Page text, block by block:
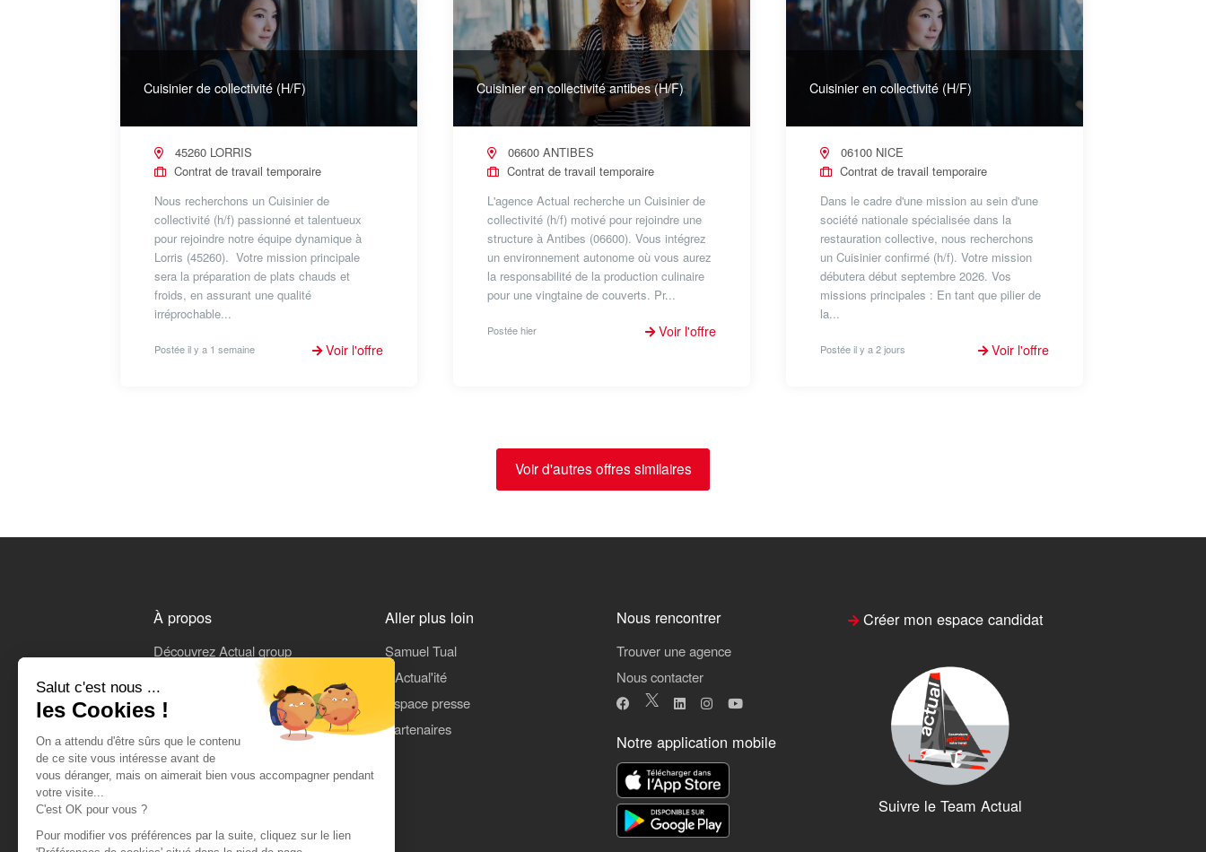
Salut c'est nous ...
les Cookies !
On a attendu d'être sûrs que le contenu
de ce site vous intéresse avant de
vous déranger, mais on aimerait bien vous accompagner pendant
votre visite...
C'est OK pour vous ?
Pour modifier vos préférences par la suite, cliquez sur le lien
Cuisinier de collectivité (H/F)
45260 LORRIS
Contrat de travail temporaire
Nous recherchons un Cuisinier de
collectivité (h/f) passionné et talentueux
pour rejoindre notre équipe dynamique à
Lorris (45260). Votre mission principale
sera la préparation de plats chauds et
froids, en assurant une qualité
irréprochable...
Postée il y a 1 semaine Voir l'offre
Cuisinier en collectivité antibes (H/F)
06600 ANTIBES
Contrat de travail temporaire
L'agence Actual recherche un Cuisinier de
collectivité (h/f) motivé pour rejoindre une
structure à Antibes (06600). Vous intégrez
un environnement autonome où vous aurez
la responsabilité de la production culinaire
pour une vingtaine de couverts. Pr...
Postée hier Voir l'offre
Cuisinier en collectivité (H/F)
06100 NICE
Contrat de travail temporaire
Dans le cadre d'une mission au sein d'une
société nationale spécialisée dans la
restauration collective, nous recherchons
un Cuisinier confirmé (h/f). Votre mission
débutera début septembre 2026. Vos
missions principales : En tant que pilier de
la...
Postée il y a 2 jours Voir l'offre
Voir d'autres offres similaires
À propos
Découvrez Actual group
On parle de nous
CGU
Données personnelles
Aller plus loin
Samuel Tual
L'Actual'ité
Espace presse
Partenaires
Nous rencontrer
Trouver une agence
Nous contacter
Notre application mobile
Créer mon espace candidat
Suivre le Team Actual